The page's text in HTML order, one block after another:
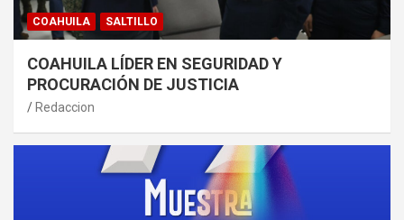
COAHUILA SALTILLO
COAHUILA LÍDER EN SEGURIDAD Y
PROCURACIÓN DE JUSTICIA
Redaccion